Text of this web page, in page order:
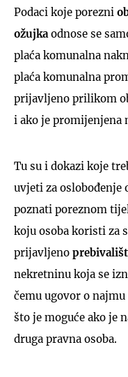
Podaci koje porezni
ožujka odnose se
plaća komunalna
plaća komunalna
prijavljeno prilikom
i ako je promijenjena
Tu su i dokazi koje
uvjeti za oslobođenje
poznati poreznom
koju osoba koristi za
prijavljeno
nekretninu koja se
čemu ugovor o
što je moguće ako je
druga pravna osoba.